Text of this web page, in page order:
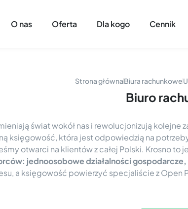
O nas Oferta Dla kogo Cennik
Strona głównaBiura rachunkowe
Biuro
świat wokół nas i rewolucjonizują
księgowość, która jest odpowiedzią na
otwarci na klientów z całej Polski. Krosno to
jednoosobowe działalności gospodarcze,
a księgowość powierzyć specjaliście z Open